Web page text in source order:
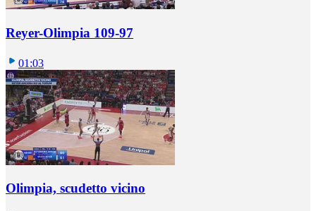
Reyer-Olimpia 109-97
01:03
Olimpia, scudetto vicino